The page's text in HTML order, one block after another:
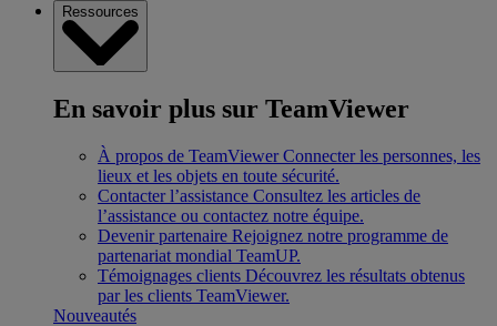
Ressources
En savoir plus sur TeamViewer
À propos de TeamViewer Connecter les personnes, les
lieux et les objets en toute sécurité.
Contacter l’assistance Consultez les articles de
l’assistance ou contactez notre équipe.
Devenir partenaire Rejoignez notre programme de
partenariat mondial TeamUP.
Témoignages clients Découvrez les résultats obtenus
par les clients TeamViewer.
Nouveautés